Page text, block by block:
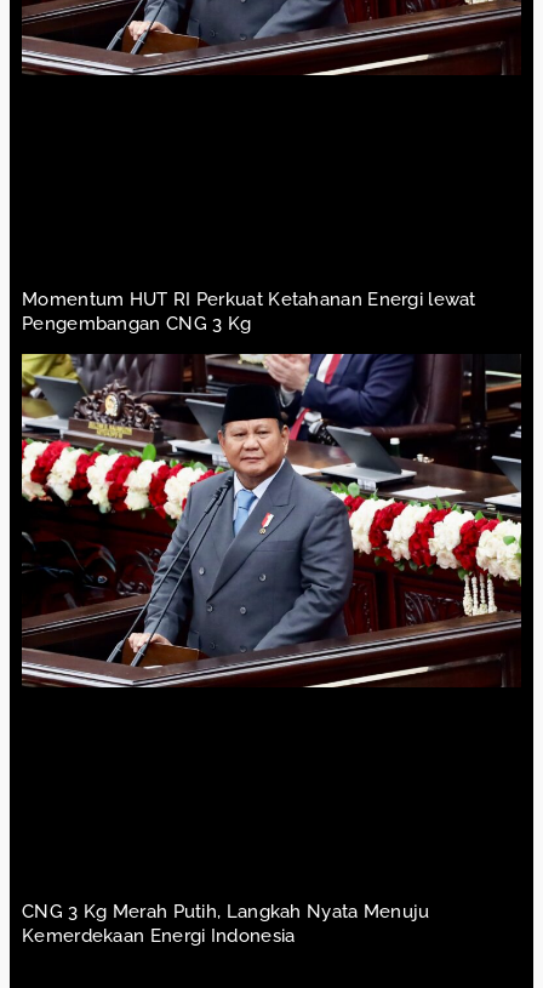
Momentum HUT RI Perkuat Ketahanan Energi lewat
Pengembangan CNG 3 Kg
CNG 3 Kg Merah Putih, Langkah Nyata Menuju
Kemerdekaan Energi Indonesia